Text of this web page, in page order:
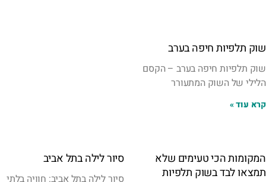
שוק תלפיות חיפה בערב
שוק תלפיות חיפה בערב – הקסם
הלילי של השוק המתעורר
קרא עוד »
המקומות הכי טעימים שלא
תמצאו לבד בשוק תלפיות
סיור לילה בתל אביב